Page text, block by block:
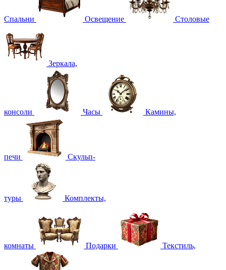
Спальни Освещение Столовые
Зеркала,
консоли Часы Камины,
печи Скульп-
туры Комплекты,
комнаты Подарки Текстиль,